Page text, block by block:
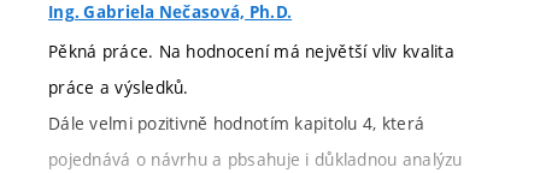
implementovat existující nástroje, ale
vytvořit si kompletní řešení sám. Z
toho důvodu bylo zadání změněno v
průběhu. Z důvodu kompletní tvorby
webové aplikace proto hodnotím
Ing. Gabriela Nečasová, Ph.D.
Pěkná práce. Na hodnocení má největší vliv kvalita
práce a výsledků.
Dále velmi pozitivně hodnotím kapitolu 4, která
pojednává o návrhu a pbsahuje i důkladnou analýzu